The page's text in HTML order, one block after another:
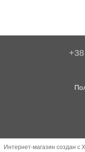
Интернет-магазин создан с